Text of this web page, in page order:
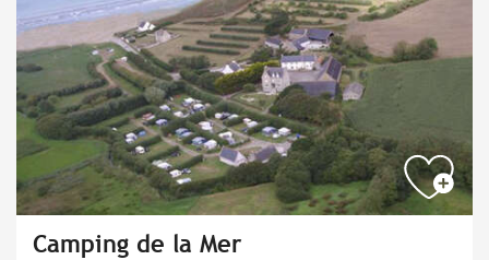
Camping de la Mer